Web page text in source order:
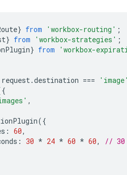
} from 'workbox-routing' ;
} from 'workbox-strategies' ;
} from 'workbox-
request.destination === 'image'
,
({
: 60,
: 30 * 24 * 60 * 60,
// 30